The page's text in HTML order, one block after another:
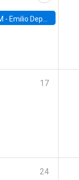
- Emilio Depetris-Chauvín, Universidad Católica
17
24